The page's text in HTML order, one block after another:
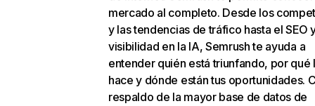
mercado al completo. Desde los
y las tendencias de tráfico hasta el SEO
visibilidad en la IA, Semrush te ayuda a
entender quién está triunfando, por qué
hace y dónde están tus oportunidades.
respaldo de la mayor base de datos de